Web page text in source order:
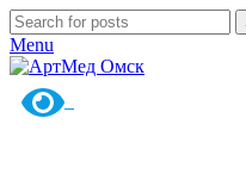
Menu